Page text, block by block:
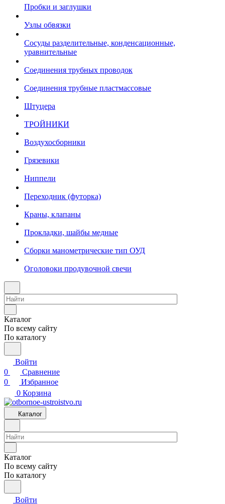
Пробки и заглушки
Узлы обвязки
Сосуды разделительные, конденсационные,
уравнительные
Соединения трубных проводок
Соединения трубные пластмассовые
Штуцера
ТРОЙНИКИ
Воздухосборники
Грязевики
Ниппели
Переходник (футорка)
Краны, клапаны
Прокладки, шайбы медные
Сборки манометрические тип ОУД
Оголовоки продувочной свечи
Каталог
По всему сайту
По каталогу
Войти
0
Сравнение
0
Избранное
0 Корзина
Каталог
Каталог
По всему сайту
По каталогу
Войти